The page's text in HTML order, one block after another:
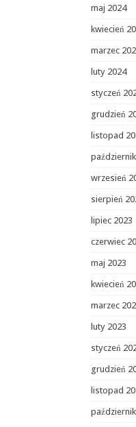
maj 2024
kwiecień
marzec
luty 2024
styczeń
grudzień
listopad
wrzesień
sierpień
lipiec 2023
czerwiec
maj 2023
kwiecień
marzec
luty 2023
styczeń
grudzień
listopad